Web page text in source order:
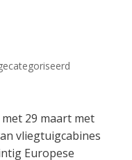
29 maart met
vliegtuigcabines
Europese